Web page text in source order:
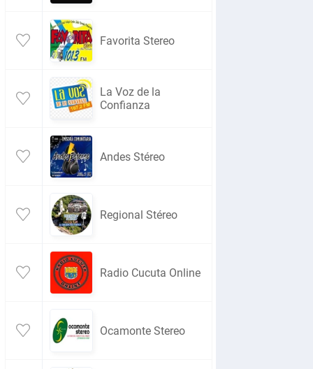
Favorita Stereo
La Voz de la
Confianza
Andes Stéreo
Regional Stéreo
Radio Cucuta Online
Ocamonte Stereo